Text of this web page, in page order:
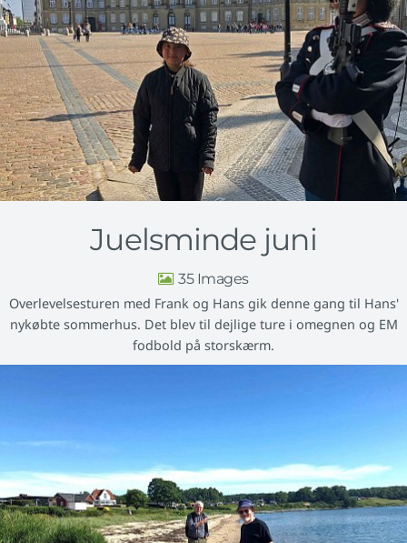
Juelsminde juni
35
Overlevelsesturen med Frank og Hans gik denne gang til Hans'
nykøbte sommerhus. Det blev til dejlige ture i omegnen og EM
fodbold på storskærm.